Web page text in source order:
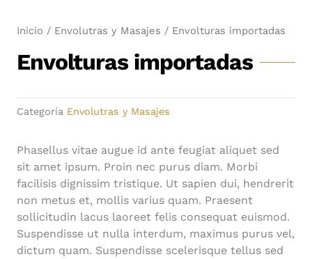
Inicio / Envolutras y Masajes / Envolturas importadas
Envolturas importadas
Categoría Envolutras y Masajes
Phasellus vitae augue id ante feugiat aliquet sed
sit amet ipsum. Proin nec purus diam. Morbi
facilisis dignissim tristique. Ut sapien dui, hendrerit
non metus et, mollis varius quam. Praesent
sollicitudin lacus laoreet felis consequat euismod.
Suspendisse ut nulla interdum, maximus purus vel,
dictum quam. Suspendisse scelerisque tellus sed